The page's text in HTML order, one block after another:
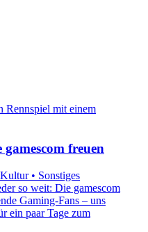
freuen
• Sonstiges
so weit: Die gamescom
Gaming-Fans – uns
ein paar Tage zum